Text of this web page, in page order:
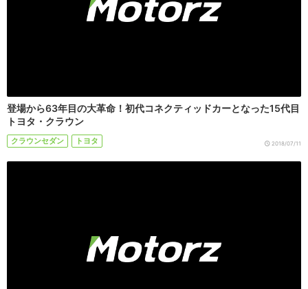
登場から63年目の大革命！初代コネクティッドカーとなった15代目
トヨタ・クラウン
クラウンセダン トヨタ 2018/07/11